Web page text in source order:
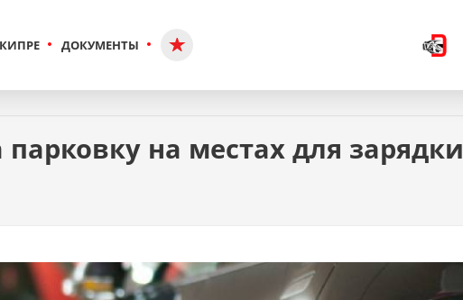
ДОКУМЕНТЫ
на местах для зарядки